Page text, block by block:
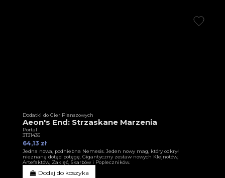
Dodatki do Gier Planszowych
Aeon's End: Strzaskane Marzenia
Portal
3T31436
64,13 zł
Jedna nowa, podniebna Nemesis. Jeden nowy mag, który odkrył
nieznaną dotąd potęgę. Gigantyczny zestaw nowych Klejnotów,
Artefaktów, Zaklęć, Skarbów i Popleczników.
Dodaj do koszyka